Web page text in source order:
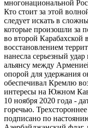
многонациональной
Кто стоит за этой
следует искать в
которые произошли за
во второй Карабахской
восстановлением
нанесла серьезный
альянсу между
опорой для удержания
обеспечивал Кремлю
интересы на Южном
10 ноября 2020 года -
горечью.
подписано по